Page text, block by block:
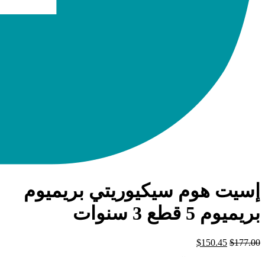
إسيت هوم سيكيوريتي بريميوم
بريميوم 5 قطع 3 سنوات
$177.00
$150.45